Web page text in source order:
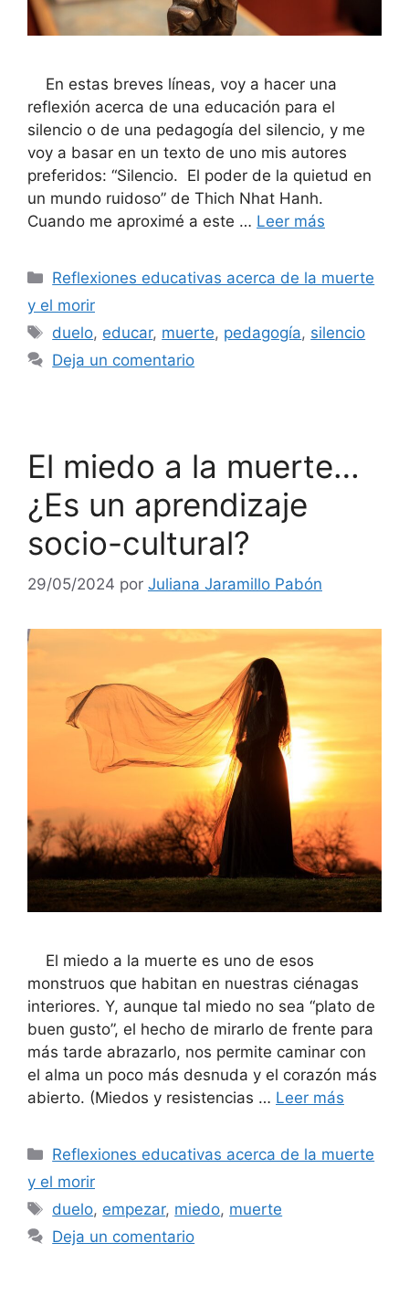
En estas breves líneas, voy a hacer una
reflexión acerca de una educación para el
silencio o de una pedagogía del silencio, y me
voy a basar en un texto de uno mis autores
preferidos: “Silencio. El poder de la quietud en
un mundo ruidoso” de Thich Nhat Hanh.
Cuando me aproximé a este … Leer más
Reflexiones educativas acerca de la muerte
y el morir
duelo, educar, muerte, pedagogía, silencio
Deja un comentario
El miedo a la muerte…
¿Es un aprendizaje
socio-cultural?
29/05/2024 por Juliana Jaramillo Pabón
El miedo a la muerte es uno de esos
monstruos que habitan en nuestras ciénagas
interiores. Y, aunque tal miedo no sea “plato de
buen gusto”, el hecho de mirarlo de frente para
más tarde abrazarlo, nos permite caminar con
el alma un poco más desnuda y el corazón más
abierto. (Miedos y resistencias … Leer más
Reflexiones educativas acerca de la muerte
y el morir
duelo, empezar, miedo, muerte
Deja un comentario